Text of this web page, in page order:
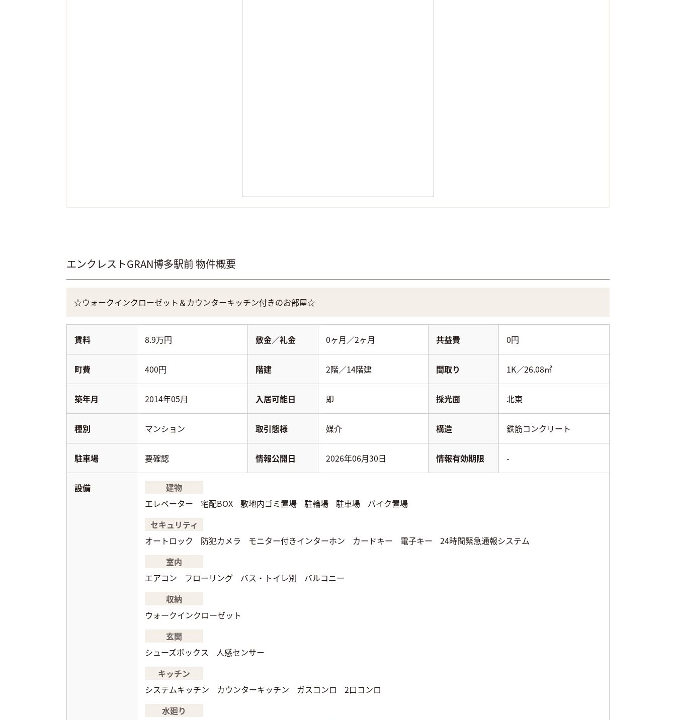
エンクレストGRAN博多駅前物件概要
☆ウォークインクローゼット＆カウンターキッチン付きのお部屋☆
賃料 8.9万円 敷金／礼金 0ヶ月／2ヶ月 共益費 0円
町費 400円 階建 2階／14階建 間取り 1K／26.08㎡
築年月 2014年05月 入居可能日 即 採光面 北東
種別 マンション 取引態様 媒介 構造 鉄筋コンクリート
駐車場 要確認 情報公開日 2026年06月30日 情報有効期限 -
設備
建物
エレベーター
宅配BOX 敷地内ゴミ置場 駐輪場 駐車場
バイク置場
セキュリティ
オートロック
防犯カメラ モニター付きインターホン カードキー 電子キー
24時間緊急通報システム
室内
エアコン
フローリング バス・トイレ別
バルコニー
収納
ウォークインクローゼット
玄関
シューズボックス
人感センサー
キッチン
システムキッチン
カウンターキッチン ガスコンロ
2口コンロ
水廻り